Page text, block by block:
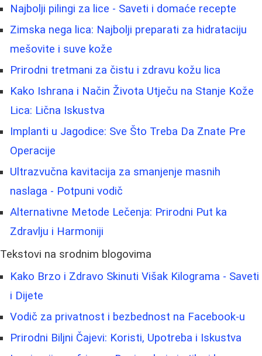
Najbolji pilingi za lice - Saveti i domaće recepte
Zimska nega lica: Najbolji preparati za hidrataciju
mešovite i suve kože
Prirodni tretmani za čistu i zdravu kožu lica
Kako Ishrana i Način Života Utječu na Stanje Kože
Lica: Lična Iskustva
Implanti u Jagodice: Sve Što Treba Da Znate Pre
Operacije
Ultrazvučna kavitacija za smanjenje masnih
naslaga - Potpuni vodič
Alternativne Metode Lečenja: Prirodni Put ka
Zdravlju i Harmoniji
Tekstovi na srodnim blogovima
Kako Brzo i Zdravo Skinuti Višak Kilograma - Saveti
i Dijete
Vodič za privatnost i bezbednost na Facebook-u
Prirodni Biljni Čajevi: Koristi, Upotreba i Iskustva